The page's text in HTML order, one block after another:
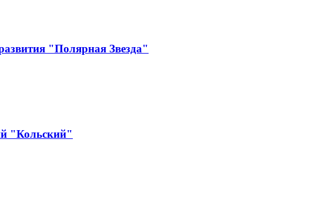
"Полярная Звезда"
"Кольский"